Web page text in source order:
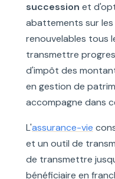
succession et
abattements sur
renouvelables tous
transmettre
d'impôt des
en gestion de
accompagne dans
L'assurance-vie
et un outil de
de transmettre
bénéficiaire en